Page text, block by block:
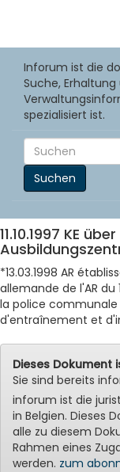
Inforum ist die
Suche,
spezialisiert ist.
Suchen
11.10.1997 KE
*13.03.1998 AR
allemande de l'AR du
la police communale
d'entraînement et
Dieses
Sie sind bereits
inforum ist die
in Belgien. Dieses
alle zu diesem
Rahmen eines
werden. zum